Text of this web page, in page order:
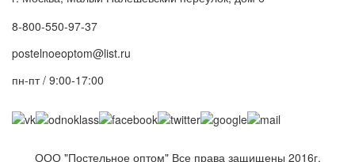
8-800-550-97-37
postelnoeoptom@list.ru
пн-пт / 9:00-17:00
ООО "Постельное оптом" Все права защищены 2016г.